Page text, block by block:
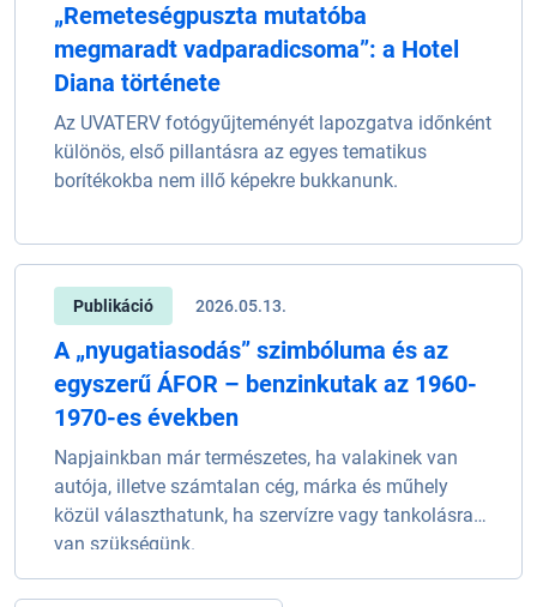
„Remeteségpuszta mutatóba
megmaradt vadparadicsoma”: a Hotel
Diana története
Az UVATERV fotógyűjteményét lapozgatva időnként
különös, első pillantásra az egyes tematikus
borítékokba nem illő képekre bukkanunk.
Publikáció 2026.05.13.
A „nyugatiasodás” szimbóluma és az
egyszerű ÁFOR – benzinkutak az 1960-
1970-es években
Napjainkban már természetes, ha valakinek van
autója, illetve számtalan cég, márka és műhely
közül választhatunk, ha szervízre vagy tankolásra
van szükségünk.